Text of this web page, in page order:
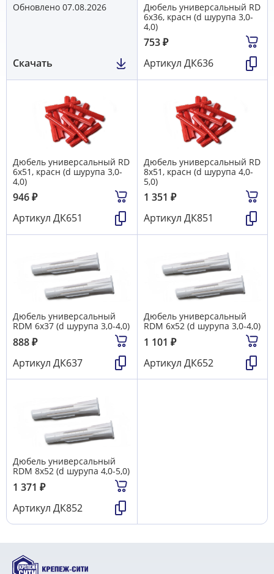
Обновлено 07.08.2026
Скачать
Дюбель универсальный RD
6х36, красн (d шурупа 3,0-
4,0)
753₽
Артикул ДК636
Дюбель универсальный RD
6х51, красн (d шурупа 3,0-
4,0)
946₽
Артикул ДК651
Дюбель универсальный RD
8х51, красн (d шурупа 4,0-
5,0)
1 351 ₽
Артикул ДК851
Дюбель универсальный
RDM 6х37 (d шурупа 3,0-4,0)
888₽
Артикул ДК637
Дюбель универсальный
RDM 6х52 (d шурупа 3,0-4,0)
1 101 ₽
Артикул ДК652
Дюбель универсальный
RDM 8х52 (d шурупа 4,0-5,0)
1 371 ₽
Артикул ДК852